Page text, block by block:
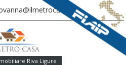
Riva Ligure